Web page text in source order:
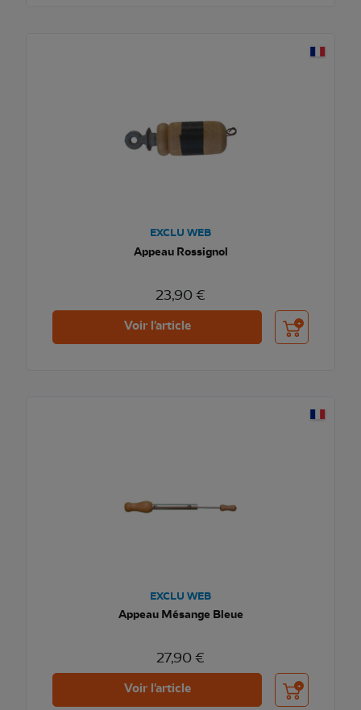
EXCLU WEB
Appeau Rossignol
23,90 €
Voir l'article Ajouter au
EXCLU WEB
Appeau Mésange Bleue
27,90 €
Voir l'article Ajouter au